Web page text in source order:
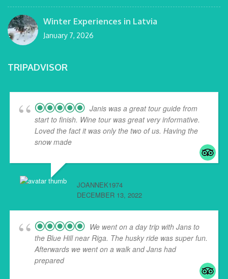
Winter Experiences in Latvia
January 7, 2026
TRIPADVISOR
Janis was a great tour guide from
start to finish. Wine tour was great very informative.
Loved the fact it was only the two of us. Having the
snow made
JOANNEK1974
DECEMBER 13, 2022
We went on a day trip with Jans to
the Blue Hill near Riga. The husky ride was super fun.
Afterwards we went on a walk and Jans had
prepared... read more